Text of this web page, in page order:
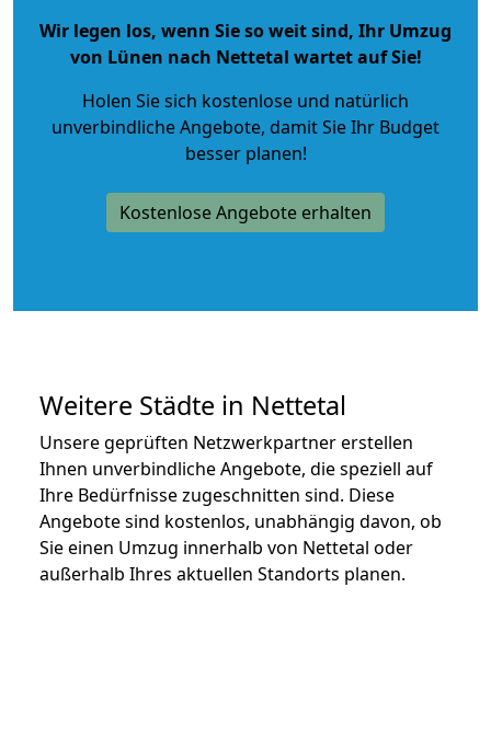
Wir legen los, wenn Sie so weit sind, Ihr Umzug
von Lünen nach Nettetal wartet auf Sie!
Holen Sie sich kostenlose und natürlich
unverbindliche Angebote, damit Sie Ihr Budget
besser planen!
Kostenlose Angebote erhalten
Weitere Städte in Nettetal
Unsere geprüften Netzwerkpartner erstellen
Ihnen unverbindliche Angebote, die speziell auf
Ihre Bedürfnisse zugeschnitten sind. Diese
Angebote sind kostenlos, unabhängig davon, ob
Sie einen Umzug innerhalb von Nettetal oder
außerhalb Ihres aktuellen Standorts planen.